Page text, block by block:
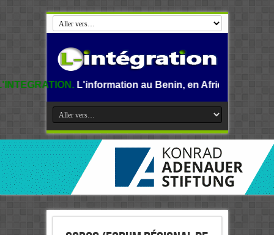
au Benin, en Afrique et dans le monde.